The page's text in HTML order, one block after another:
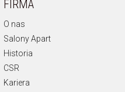
FIRMA
O nas
Salony Apart
Historia
CSR
Kariera